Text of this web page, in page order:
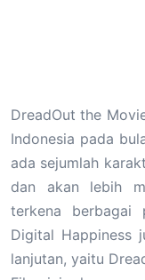
DreadOut the
Indonesia pada
ada sejumlah
dan akan lebih
terkena berbagai
Digital Happiness
lanjutan, yaitu